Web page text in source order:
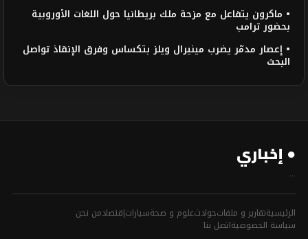
• ماكرون يتفاعل مع مزحة ملك بريطانيا حول اللغات الأوروبية
بحضور ترامب
• إعصار مدمّر يضرب مينيرال ويلز بتكساس وفرق الإنقاذ تواصل
البحث
● إخباري
...
الرئيسيةتقارير و ملفاتحوادثعلوم و صحةسياراتإقتصادمن نحن
سياسة الخصوصيةاتصل بنا